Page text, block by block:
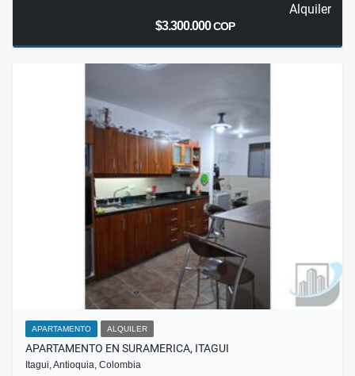
Alquiler
$3.300.000COP
APARTAMENTO ALQUILER
APARTAMENTO EN SURAMERICA, ITAGUI
Itagui, Antioquia, Colombia